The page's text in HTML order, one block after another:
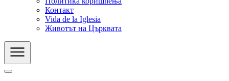
Контакт
Vida de la Iglesia
Животът на Църквата